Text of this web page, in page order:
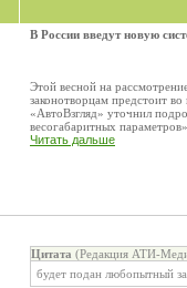
В России введут новую
Этой весной на
законотворцам предстоит
«АвтоВзгляд» уточнил
весогабаритных
Читать дальше
Цитата (Редакция АТИ-
будет подан любопытный